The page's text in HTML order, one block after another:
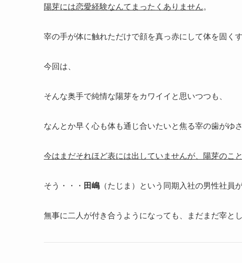
陽芽には恋愛経験なんてまったくありません。
宰の手が体に触れただけで顔を真っ赤にして体を固く
今回は、
そんな奥手で純情な陽芽をカワイイと思いつつも、
なんとか早く心も体も通じ合いたいと焦る宰の歯がゆ
今はまだそれほど表には出していませんが、陽芽のこ
そう・・・ 田嶋 （たじま）という同期入社の男性社員
無事に二人が付き合うようになっても、まだまだ宰と